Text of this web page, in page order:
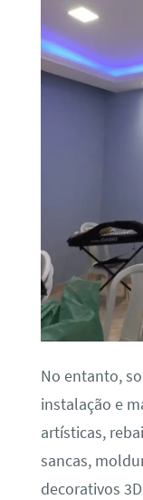
No entanto,
instalação e
artísticas,
sancas,
decorativos